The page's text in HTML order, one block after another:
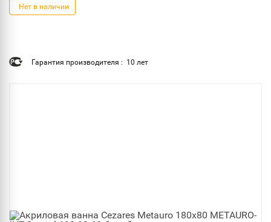
Нет в наличии
Гарантия производителя : 10 лет